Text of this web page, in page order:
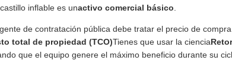
inflable es unactivo comercial básico
de contratación pública debe tratar el precio de
total de propiedad (TCO)Tienes que usar la ciencia
que el equipo genere el máximo beneficio durante su